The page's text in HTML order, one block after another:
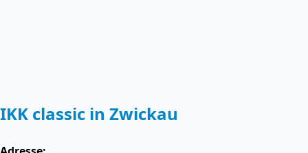
IKK classic in Zwickau